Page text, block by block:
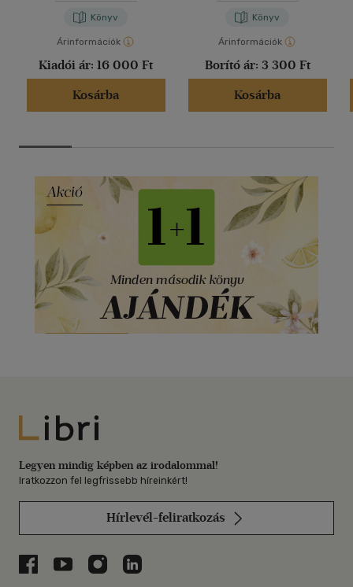
Könyv
Árinformációk
Kiadói ár: 16 000 Ft
Kosárba
Könyv
Árinformációk
Borító ár: 3 300 Ft
Kosárba
Libri
Legyen mindig képben az irodalommal!
Iratkozzon fel legfrissebb híreinkért!
Hírlevél-feliratkozás
Libri a Facebookon
Libri a Youtube-on
Libri az Instagramon
Libri a LinkedInen